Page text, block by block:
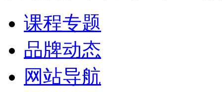
课程专题
品牌动态
网站导航